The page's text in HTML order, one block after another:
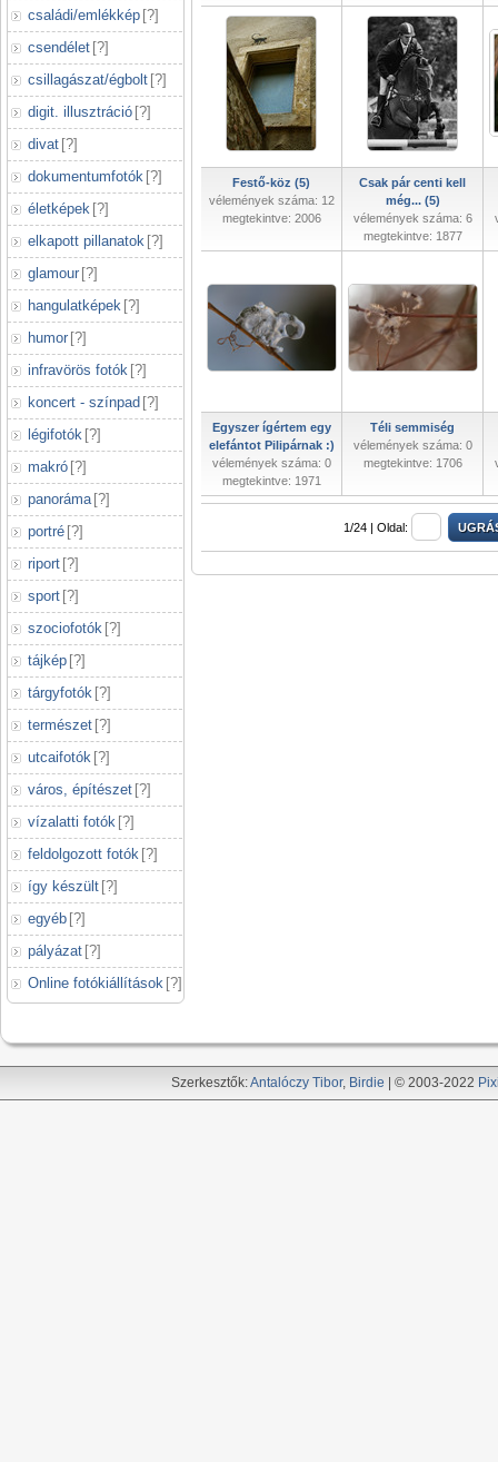
családi/emlékkép [?]
csendélet [?]
csillagászat/égbolt [?]
digit. illusztráció [?]
divat [?]
dokumentumfotók [?]
életképek [?]
elkapott pillanatok [?]
glamour [?]
hangulatképek [?]
humor [?]
infravörös fotók [?]
koncert - színpad [?]
légifotók [?]
makró [?]
panoráma [?]
portré [?]
riport [?]
sport [?]
szociofotók [?]
tájkép [?]
tárgyfotók [?]
természet [?]
utcaifotók [?]
város, építészet [?]
vízalatti fotók [?]
feldolgozott fotók [?]
így készült [?]
egyéb [?]
pályázat [?]
Online fotókiállítások [?]
Festő-köz (5)
vélemények száma: 12
megtekintve: 2006
Csak pár centi kell
még... (5)
vélemények száma: 6
megtekintve: 1877
Egyszer ígértem egy
elefántot Pilipárnak :)
vélemények száma: 0
megtekintve: 1971
Téli semmiség
vélemények száma: 0
megtekintve: 1706
1/24 | Oldal:
Szerkesztők:Antalóczy Tibor, Birdie | © 2003-2022